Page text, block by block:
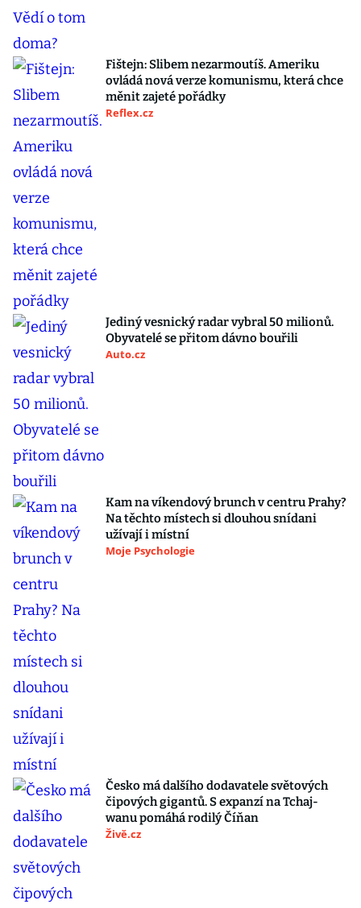
Fištejn: Slibem nezarmoutíš. Ameriku
ovládá nová verze komunismu, která chce
měnit zajeté pořádky
Reflex.cz
Jediný vesnický radar vybral 50 milionů.
Obyvatelé se přitom dávno bouřili
Auto.cz
Kam na víkendový brunch v centru Prahy?
Na těchto místech si dlouhou snídani
užívají i místní
Moje Psychologie
Česko má dalšího dodavatele světových
čipových gigantů. S expanzí na Tchaj-
wanu pomáhá rodilý Číňan
Živě.cz